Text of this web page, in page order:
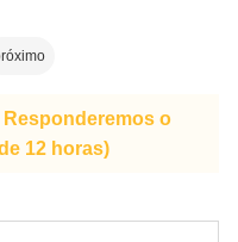
o
12 horas)